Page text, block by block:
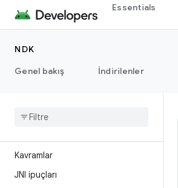
Essentials
NDK
Genel bakış
İndirilenler
Giriş
Kavramlar
JNI ipuçları